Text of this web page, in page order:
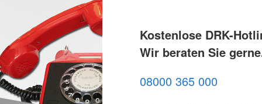
Kostenlose DRK-
Wir beraten Sie
08000 365 000